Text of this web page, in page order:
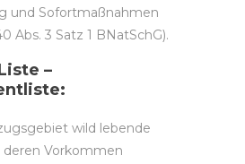
und Sofortmaßnahmen
Abs. 3 Satz 1 BNatSchG).
–
wild lebende
deren Vorkommen